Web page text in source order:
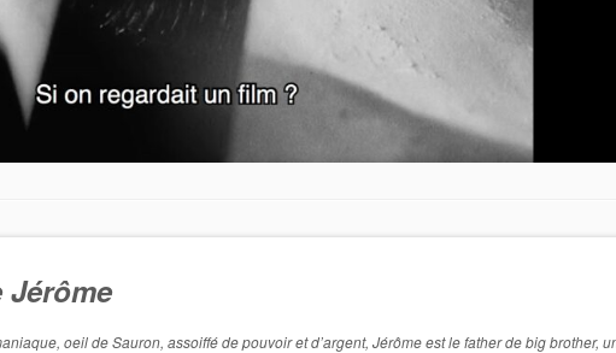
oeil de Sauron, assoiffé de pouvoir et d’argent, Jérôme est le father de big brother,